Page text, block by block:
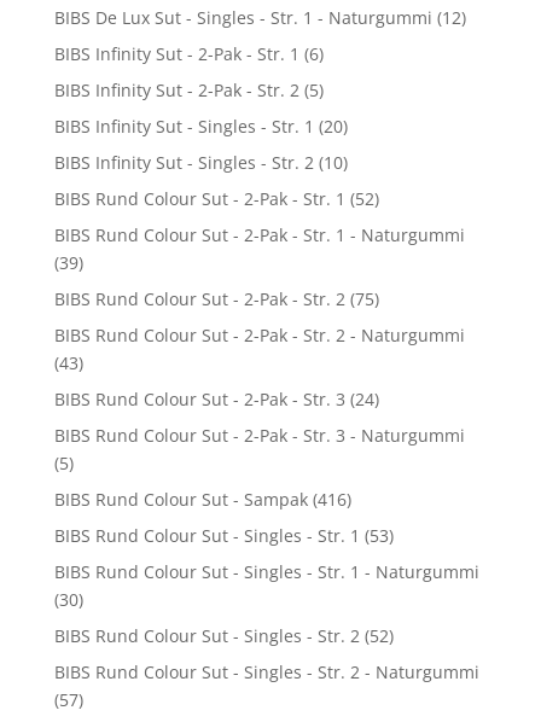
BIBS De Lux Sut - Singles - Str. 1 - Naturgummi (12)
BIBS Infinity Sut - 2-Pak - Str. 1 (6)
BIBS Infinity Sut - 2-Pak - Str. 2 (5)
BIBS Infinity Sut - Singles - Str. 1 (20)
BIBS Infinity Sut - Singles - Str. 2 (10)
BIBS Rund Colour Sut - 2-Pak - Str. 1 (52)
BIBS Rund Colour Sut - 2-Pak - Str. 1 - Naturgummi
(39)
BIBS Rund Colour Sut - 2-Pak - Str. 2 (75)
BIBS Rund Colour Sut - 2-Pak - Str. 2 - Naturgummi
(43)
BIBS Rund Colour Sut - 2-Pak - Str. 3 (24)
BIBS Rund Colour Sut - 2-Pak - Str. 3 - Naturgummi
(5)
BIBS Rund Colour Sut - Sampak (416)
BIBS Rund Colour Sut - Singles - Str. 1 (53)
BIBS Rund Colour Sut - Singles - Str. 1 - Naturgummi
(30)
BIBS Rund Colour Sut - Singles - Str. 2 (52)
BIBS Rund Colour Sut - Singles - Str. 2 - Naturgummi
(57)